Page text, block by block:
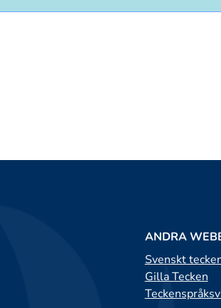
ANDRA
Svenskt
Gilla Tecken